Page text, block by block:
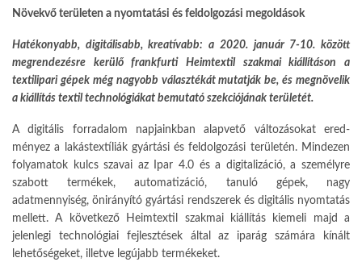
Növekvő területen a nyomtatási és feldolgozási megoldások
Hatékonyabb, digitálisabb, kreatívabb: a 2020. január 7-10. között
megrendezésre kerülő frankfurti Heimtextil szakmai kiállításon a
textilipari gépek még nagyobb választékát mutat­ják be, és megnövelik
a kiállítás textil technológiákat bemutató szekciójának területét.
A digitális forradalom napjaink­ban alapvető változásokat ered­
ményez a lakástextíliák gyártási és feldolgozási területén. Mindezen
folyamatok kulcs szavai az Ipar 4.0 és a digitalizáció, a személyre
szabott termékek, automatizáció, tanuló gé­pek, nagy
adatmennyiség, önirányító gyártási rendszerek és digitális nyom­tatás
mellett. A következő Heimtextil szakmai kiállítás kiemeli majd a
jelen­legi technológiai fejlesztések által az iparág számára kínált
lehetőségeket, illetve legújabb termékeket.